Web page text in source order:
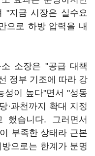
"지금 시장은 실수요
으로 하방 압력을 내
소장은 "공급 대책
정부 기조에 따라 강
성이 높다"면서 "성동
·과천까지 확대 지정
했습니다. 그러면서
부족한 상태라 근본
으로는 한계가 분명